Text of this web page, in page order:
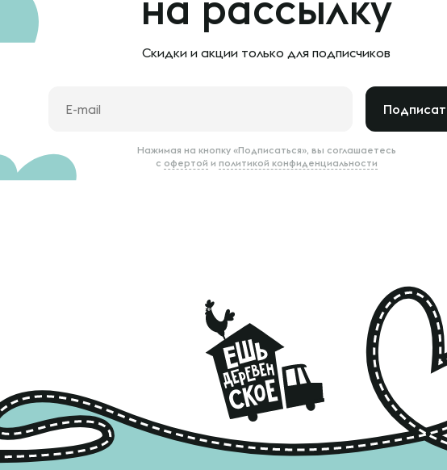
Скидки и акции только для подписчиков
Нажимая на кнопку «Подписаться», вы соглашаетесь
с офертой и политикой конфиденциальности